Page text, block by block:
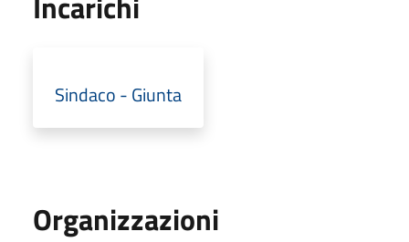
Sindaco - Giunta
Organizzazioni